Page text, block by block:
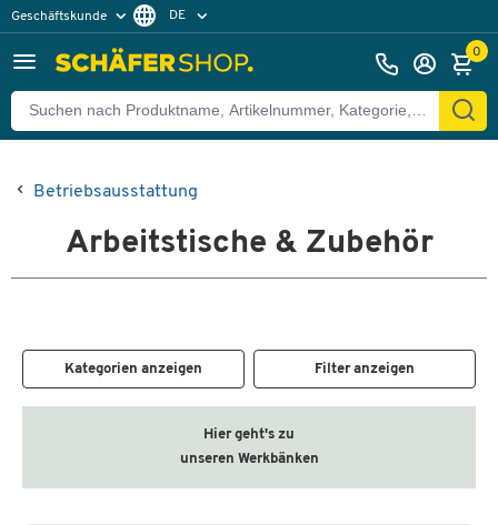
Geschäftskunde DE
0
Betriebsausstattung
Arbeitstische & Zubehör
Kategorien anzeigen Filter anzeigen
Hier geht's zu
unseren Werkbänken